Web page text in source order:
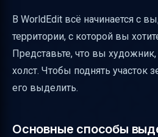
В WorldEdit всё начинается с
территории, с которой вы
Представьте, что вы
холст. Чтобы поднять участок
его выделить.
Основные способы